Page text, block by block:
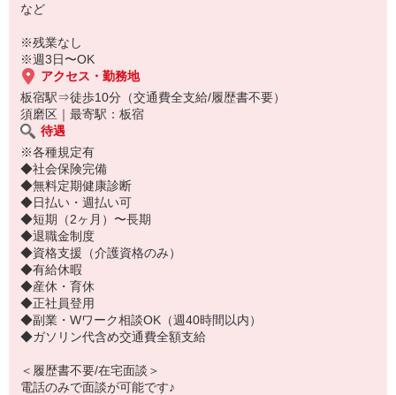
など
※残業なし
※週3日〜OK
アクセス・勤務地
板宿駅⇒徒歩10分（交通費全支給/履歴書不要）
須磨区｜最寄駅：板宿
待遇
※各種規定有
◆社会保険完備
◆無料定期健康診断
◆日払い・週払い可
◆短期（2ヶ月）〜長期
◆退職金制度
◆資格支援（介護資格のみ）
◆有給休暇
◆産休・育休
◆正社員登用
◆副業・Wワーク相談OK（週40時間以内）
◆ガソリン代含め交通費全額支給
＜履歴書不要/在宅面談＞
電話のみで面談が可能です♪